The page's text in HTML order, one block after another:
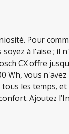
Pour
à l'aise ; il
CX offre
Wh, vous
les temps,
Ajoutez